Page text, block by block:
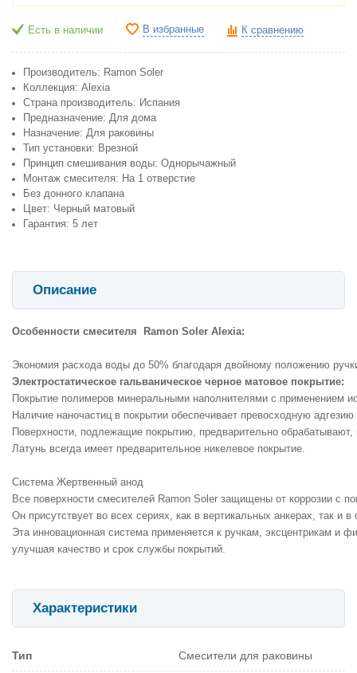
Есть в наличии В избранные К сравнению
Производитель: Ramon Soler
Коллекция: Alexia
Страна производитель: Испания
Предназначение: Для дома
Назначение: Для раковины
Тип установки: Врезной
Принцип смешивания воды: Однорычажный
Монтаж смесителя: На 1 отверстие
Без донного клапана
Цвет: Черный матовый
Гарантия: 5 лет
Описание
Особенности смесителя  Ramon Soler Alexia:
Экономия расхода воды до 50% благодаря двойному положению
Электростатическое гальваническое черное матовое покрытие:
Покрытие полимеров минеральными наполнителями с применением
Наличие наночастиц в покрытии обеспечивает превосходную
Поверхности, подлежащие покрытию, предварительно обрабатывают,
Латунь всегда имеет предварительное никелевое покрытие.
Система Жертвенный анод
Все поверхности смесителей Ramon Soler защищены от коррозии с
Он присутствует во всех сериях, как в вертикальных анкерах, так
Эта инновационная система применяется к ручкам, эксцентрикам и
улучшая качество и срок службы покрытий.
Характеристики
Тип Смесители для раковины